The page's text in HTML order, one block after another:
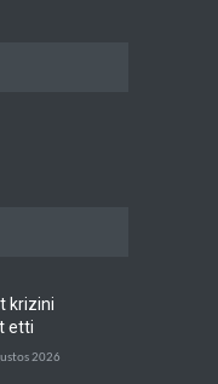
krizini
etti
2026